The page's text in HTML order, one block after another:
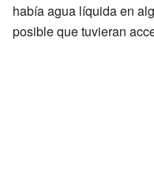
había agua líquida en
posible que tuvieran